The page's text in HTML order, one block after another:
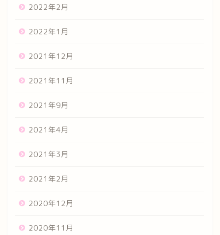
2022年2月
2022年1月
2021年12月
2021年11月
2021年9月
2021年4月
2021年3月
2021年2月
2020年12月
2020年11月